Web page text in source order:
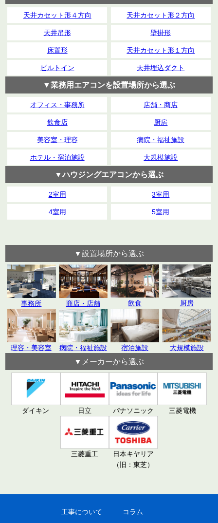
天井カセット形４方向 天井カセット形２方向
天井吊形 壁掛形
床置形 天井カセット形１方向
ビルトイン 天井埋込ダクト
▼業務用エアコンを設置場所から選ぶ
オフィス・事務所 店舗・商店
飲食店 厨房
美容室・理容 病院・福祉施設
ホテル・宿泊施設 大規模施設
▼ハウジングエアコンから選ぶ
2室用 3室用
4室用 5室用
▼設置場所から選ぶ
事務所 商店・店舗 飲食 厨房
理容・美容室 病院・福祉施設 宿泊施設 大規模施設
▼メーカーから選ぶ
ダイキン 日立 パナソニック 三菱電機
三菱重工
日本キヤリア
（旧：東芝）
工事について
コラム